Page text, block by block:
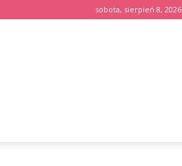
sobota, sierpień 8, 2026